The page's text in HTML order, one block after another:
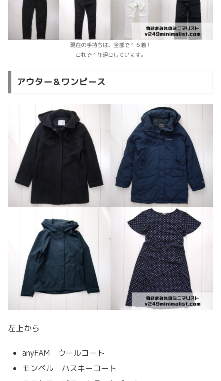
現在の手持ちは、全部で１６着！
これで１年過ごしています。
アウター＆ワンピース
左上から
anyFAM ウールコート
モンベル ハスキーコート